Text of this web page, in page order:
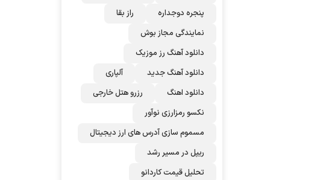
پنجره دوجداره
راز بقا
نمایندگی مجاز بوش
دانلود آهنگ رز‌ موزیک
دانلود آهنگ جدید
آلپاری
دانلود اهنگ
رزرو هتل خارجی
نکسو رمزارزی نوآور
مسموم سازی آدرس های ارز دیجیتال
ریپل در مسیر رشد
تحلیل قیمت کاردانو